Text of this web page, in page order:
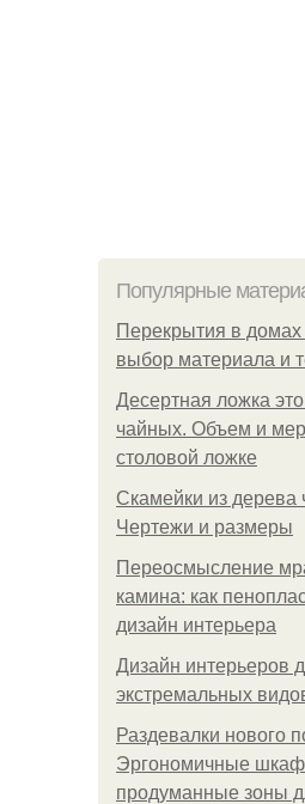
Популярные
Перекрытия в домах
выбор материала и
Десертная ложка это
чайных. Объем и
столовой ложке
Скамейки из дерева
Чертежи и размеры
Переосмысление
камина: как
дизайн интерьера
Дизайн интерьеров
экстремальных
Раздевалки нового
Эргономичные
продуманные зоны